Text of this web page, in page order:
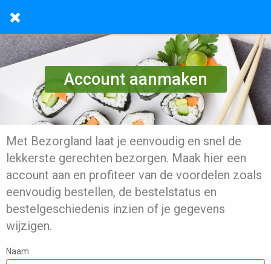
Account aanmaken
Met Bezorgland laat je eenvoudig en snel de
lekkerste gerechten bezorgen. Maak hier een
account aan en profiteer van de voordelen zoals
eenvoudig bestellen, de bestelstatus en
bestelgeschiedenis inzien of je gegevens
wijzigen.
Naam